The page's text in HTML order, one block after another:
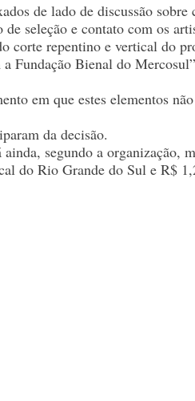
de lado de discussão sobre
seleção e contato com os
corte repentino e vertical do
Fundação Bienal do
em que estes elementos
da decisão.
segundo a organização,
do Rio Grande do Sul e R$